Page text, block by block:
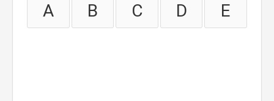
A B C D E